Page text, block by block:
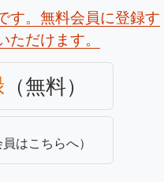
す。無料会員に登録す
ただけます。
（無料）
員はこちらへ）